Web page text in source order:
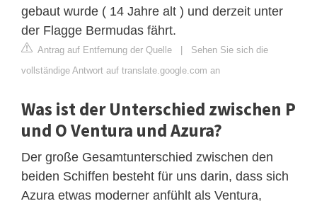
gebaut wurde ( 14 Jahre alt ) und derzeit unter
der Flagge Bermudas fährt.
Antrag auf Entfernung der Quelle | Sehen Sie sich die
vollständige Antwort auf translate.google.com an
Was ist der Unterschied zwischen P
und O Ventura und Azura?
Der große Gesamtunterschied zwischen den
beiden Schiffen besteht für uns darin, dass sich
Azura etwas moderner anfühlt als Ventura,